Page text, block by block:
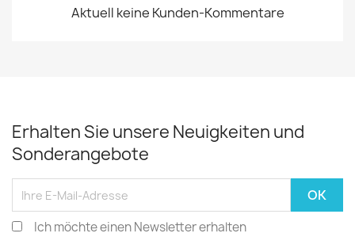
Aktuell keine Kunden-Kommentare
Erhalten Sie unsere Neuigkeiten und
Sonderangebote
Ich möchte einen Newsletter erhalten